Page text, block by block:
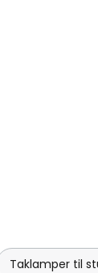
Taklamper til